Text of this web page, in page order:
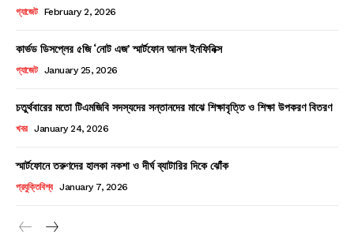
গ্যাজেট February 2, 2026
কার্ভড ডিসপ্লের ৫জি ‘নোট এজ’ স্মার্টফোন আনল ইনফিনিক্স
গ্যাজেট January 25, 2026
চতুর্থবারের মতো টিএমজিবি সদস্যদের সন্তানদের মাঝে শিক্ষাবৃত্তি ও শিক্ষা উপকরণ বিতরণ
খবর January 24, 2026
স্মার্টফোনে তরুণদের হালকা নকশা ও দীর্ঘ ব্যাটারির দিকে ঝোঁক
প্রযুক্তিবিশ্ব January 7, 2026